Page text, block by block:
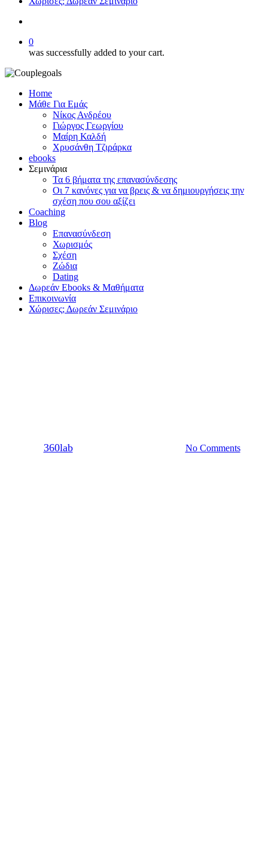
0
was successfully added to your cart.
Home
Μάθε Για Εμάς
Νίκος Ανδρέου
Γιώργος Γεωργίου
Μαίρη Καλδή
Χρυσάνθη Τζιράρκα
ebooks
Σεμινάρια
Τα 6 βήματα της επανασύνδεσης
Οι 7 κανόνες για να βρεις & να δημιουργήσεις την
σχέση που σου αξίζει
Coaching
Blog
Επανασύνδεση
Χωρισμός
Σχέση
Ζώδια
Dating
Δωρεάν Ebooks & Μαθήματα
Επικοινωνία
Χώρισες; Δωρεάν Σεμινάριο
360lab25/06/2021 No Comments